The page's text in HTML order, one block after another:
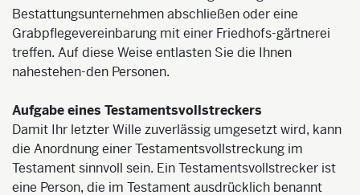
Bestattungsunternehmen abschließen oder eine
Grabpflegevereinbarung mit einer Friedhofs-gärtnerei
treffen. Auf diese Weise entlasten Sie die Ihnen
nahestehen-den Personen.
Aufgabe eines Testamentsvollstreckers
Damit Ihr letzter Wille zuverlässig umgesetzt wird, kann
die Anordnung einer Testamentsvollstreckung im
Testament sinnvoll sein. Ein Testamentsvollstrecker ist
eine Person, die im Testament ausdrücklich benannt